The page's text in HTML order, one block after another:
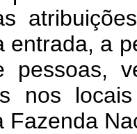
entrada, a
pessoas,
nos
Fazenda